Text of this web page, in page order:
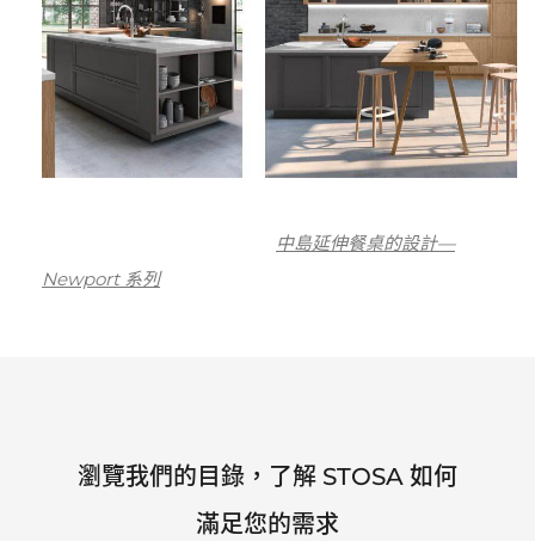
中島延伸餐桌的設計—
Newport 系列
瀏覽我們的目錄，了解 STOSA 如何
滿足您的需求